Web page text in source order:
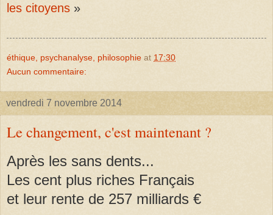
les citoyens »
éthique, psychanalyse, philosophie at 17:30
Aucun commentaire:
vendredi 7 novembre 2014
Le changement, c'est maintenant ?
Après les sans dents...
Les cent plus riches Français
et leur rente de 257 milliards €